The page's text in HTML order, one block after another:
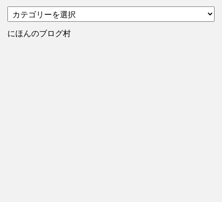
テ
ゴ
にほんのブログ村